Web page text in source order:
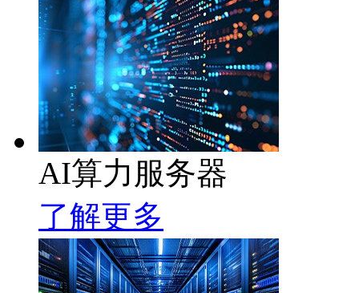
AI算力服务器
了解更多